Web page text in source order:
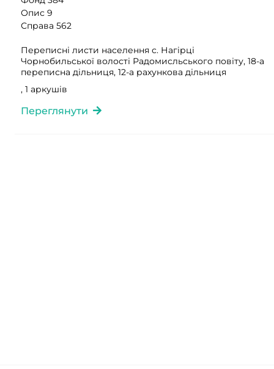
Опис 9
Справа 562
Переписні листи населення с. Нагірці
Чорнобильської волості Радомисльського повіту, 18-а
переписна дільниця, 12-а рахункова дільниця
, 1 аркушів
Переглянути